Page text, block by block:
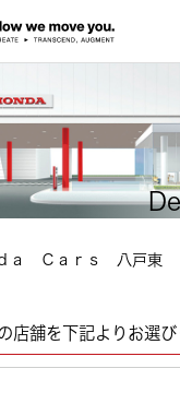
ａ Ｃａｒｓ 八戸東
店舗を下記よりお選